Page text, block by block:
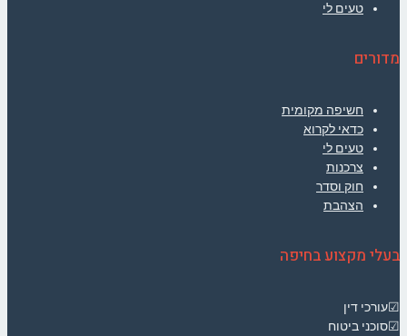
טעים לי
מדורים
חשיפה מקומית
כדאי לקרוא
טעים לי
צרכנות
חוק וסדר
הצהבת
בעלי מקצוע בחיפה
☑עורכי דין
☑סוכני ביטוח